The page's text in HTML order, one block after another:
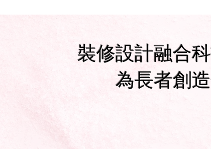
裝修設計融合
為長者創